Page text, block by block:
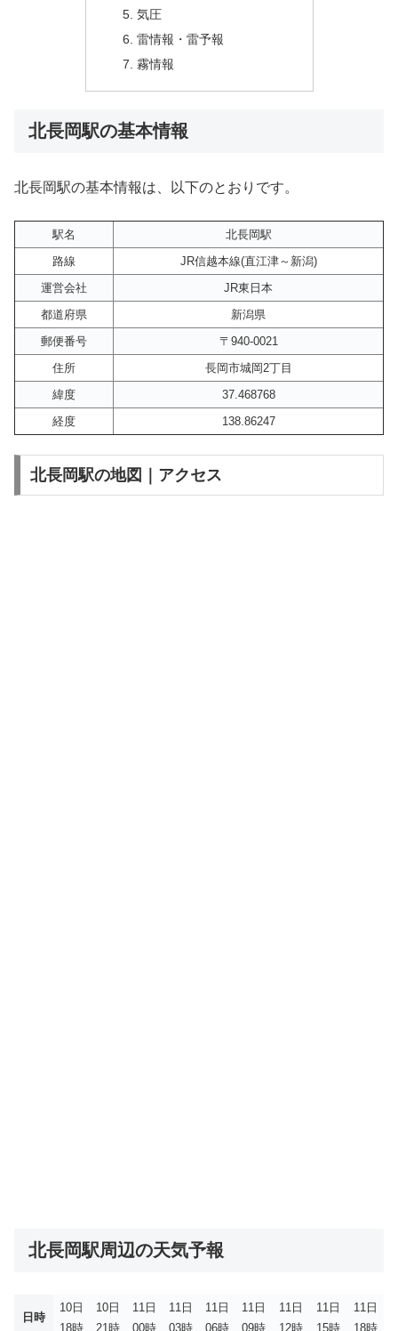
気圧
雷情報・雷予報
霧情報
北長岡駅の基本情報
北長岡駅の基本情報は、以下のとおりです。
駅名
北長岡駅
路線
JR信越本線(直江津～新潟)
運営会社
JR東日本
都道府県
新潟県
郵便番号
〒940-0021
住所
長岡市城岡2丁目
緯度
37.468768
経度
138.86247
北長岡駅の地図｜アクセス
北長岡駅周辺の天気予報
日時
10日
18時
10日
21時
11日
00時
11日
03時
11日
06時
11日
09時
11日
12時
11日
15時
11日
18時